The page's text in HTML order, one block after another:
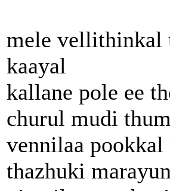
mele vellithinkal
kaayal
kallane pole ee
churul mudi
vennilaa pookkal
thazhuki